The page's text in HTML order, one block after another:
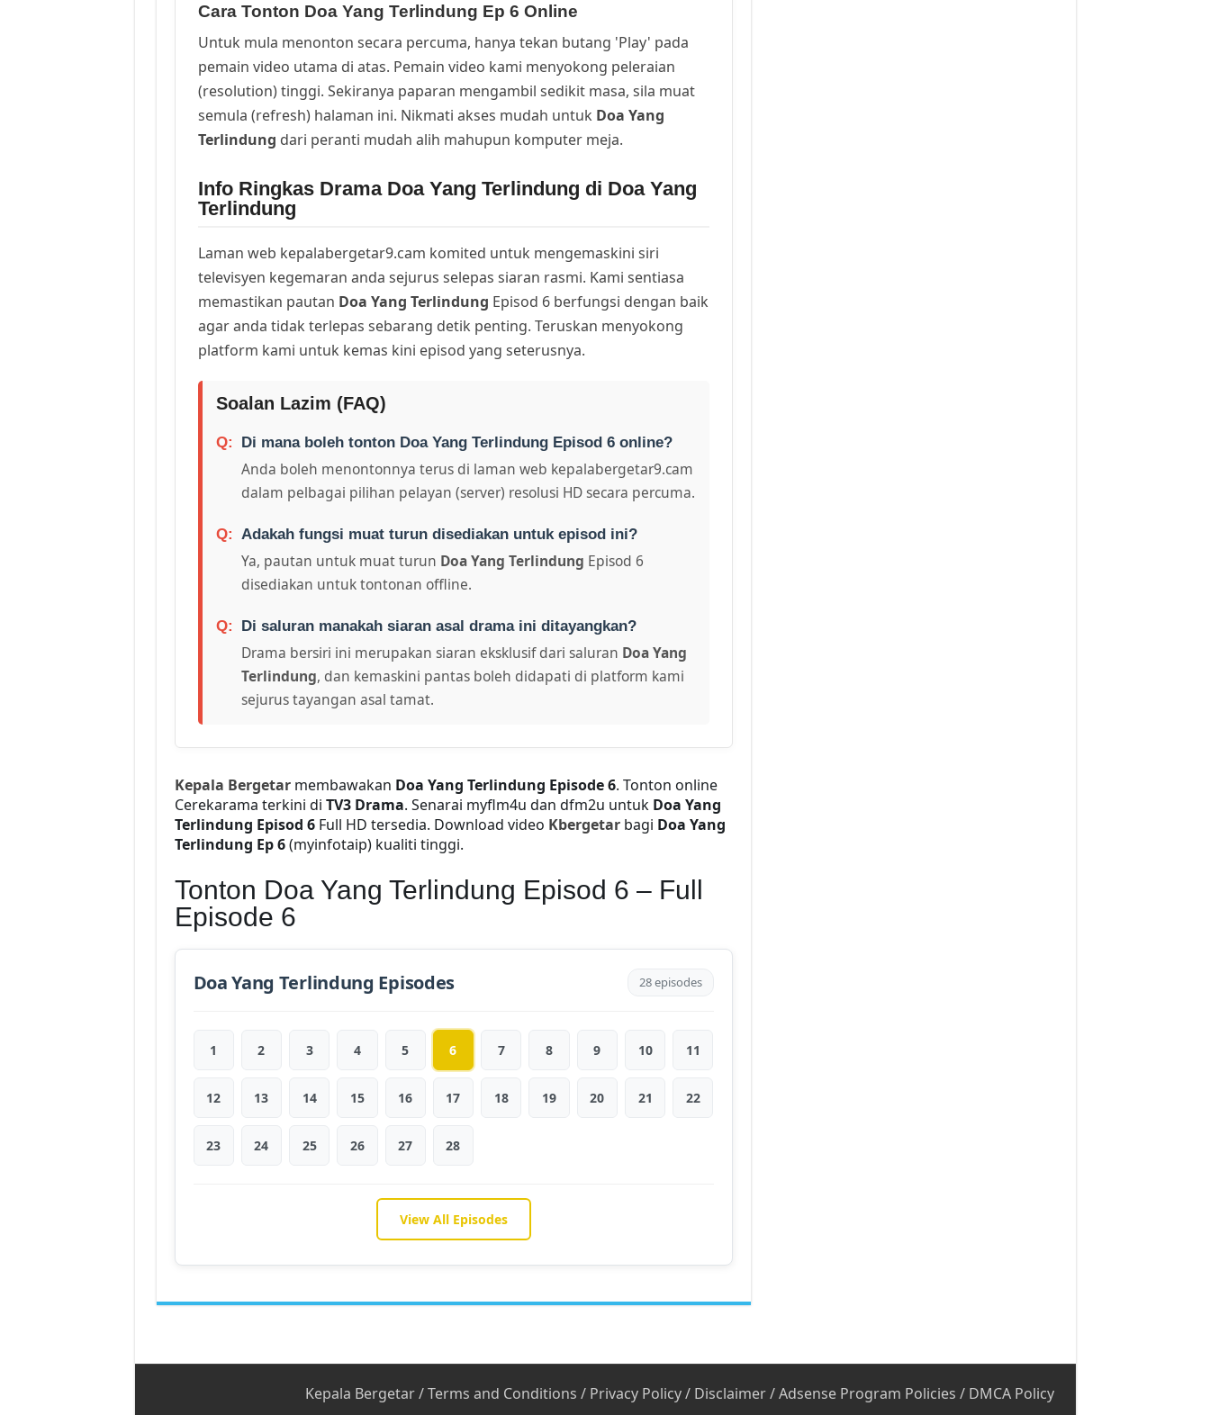
Cara Tonton Doa Yang Terlindung Ep 6 Online
Untuk mula menonton secara percuma, hanya tekan butang 'Play' pada
pemain video utama di atas. Pemain video kami menyokong peleraian
(resolution) tinggi. Sekiranya paparan mengambil sedikit masa, sila muat
semula (refresh) halaman ini. Nikmati akses mudah untuk Doa Yang
Terlindung dari peranti mudah alih mahupun komputer meja.
Info Ringkas Drama Doa Yang Terlindung di Doa Yang
Terlindung
Laman web kepalabergetar9.cam komited untuk mengemaskini siri
televisyen kegemaran anda sejurus selepas siaran rasmi. Kami sentiasa
memastikan pautan Doa Yang Terlindung Episod 6 berfungsi dengan baik
agar anda tidak terlepas sebarang detik penting. Teruskan menyokong
platform kami untuk kemas kini episod yang seterusnya.
Soalan Lazim (FAQ)
Di mana boleh tonton Doa Yang Terlindung Episod 6 online?
Anda boleh menontonnya terus di laman web kepalabergetar9.cam
dalam pelbagai pilihan pelayan (server) resolusi HD secara percuma.
Adakah fungsi muat turun disediakan untuk episod ini?
Ya, pautan untuk muat turun Doa Yang Terlindung Episod 6
disediakan untuk tontonan offline.
Di saluran manakah siaran asal drama ini ditayangkan?
Drama bersiri ini merupakan siaran eksklusif dari saluran Doa Yang
Terlindung, dan kemaskini pantas boleh didapati di platform kami
sejurus tayangan asal tamat.
Kepala Bergetarmembawakan Doa Yang Terlindung Episode 6. Tonton online
Cerekarama terkini di TV3 Drama. Senarai myflm4u dan dfm2u untuk Doa Yang
Terlindung Episod 6Full HD tersedia. Download video Kbergetarbagi Doa Yang
Terlindung Ep 6(myinfotaip) kualiti tinggi.
Tonton Doa Yang Terlindung Episod 6 – Full
Episode 6
Doa Yang Terlindung Episodes 28 episodes
1 2 3 4 5 6 7 8 9 10 11
12 13 14 15 16 17 18 19 20 21 22
23 24 25 26 27 28
View All Episodes
Kepala Bergetar/Terms and Conditions / Privacy Policy/ Disclaimer/Adsense Program Policies / DMCA Policy